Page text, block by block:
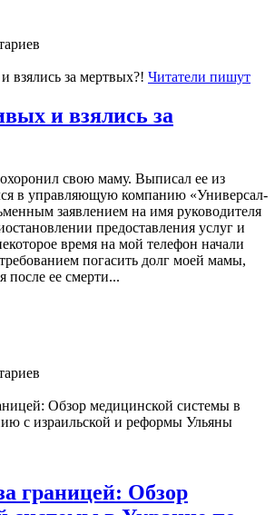
Читатели пишут
и взялись за
свою маму. Выписал ее из
в управляющую компанию «Универсал-
заявлением на имя руководителя
предоставления услуг и
время на мой телефон начали
погасить долг моей мамы,
после ее смерти...
границей: Обзор